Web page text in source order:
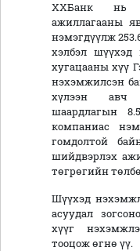
ХХБанк нь
ажиллагааны
нэмэгдүүлж
хэлбэл шүүхэд
хугацааны хүү
нэхэмжилсэн
хүлээн авч
шаардлагын
компаниас
гомдолтой
шийдвэрлэх
төгрөгийн
Шүүхэд
асуудал
хүүг
тооцож өгнө үү.